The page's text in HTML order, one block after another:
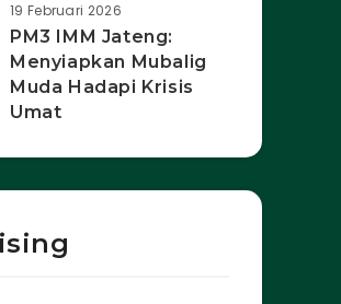
19 Februari 2026
PM3 IMM Jateng:
Menyiapkan Mubalig
Muda Hadapi Krisis
Umat